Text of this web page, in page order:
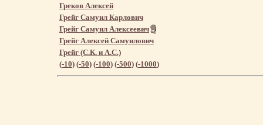
Греков Алексей
Грейг Самуил Карлович
Грейг Самуил Алексеевич
Грейг Алексей Самуилович
Грейг (С.К. и А.С.)
(-10) (-50) (-100) (-500) (-1000)